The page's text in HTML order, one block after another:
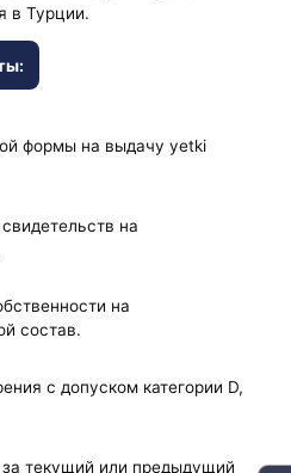
в Турции.
формы на выдачу yetki
на
на
состав.
с допуском категории D,
текущий или предыдущий